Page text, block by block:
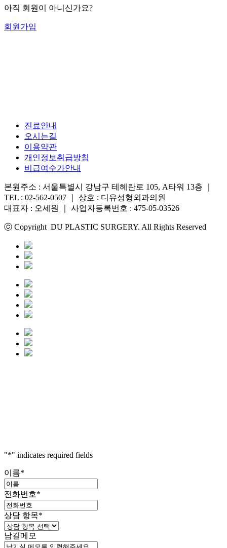
아직 회원이 아니신가요?
회원가입
진료안내
오시는길
이용약관
개인정보취급방침
비급여수가안내
본원주소 : 서울특별시 강남구 테헤란로 105, A타워 13층 ｜
TEL : 02-562-0507 ｜ 상호 : 디유성형외과의원
대표자 : 오세원 ｜ 사업자등록번호 : 475-05-03526
ⓒ Copyright DU PLASTIC SURGERY. All Rights Reserved
"*" indicates required fields
이름*
전화번호*
상담 항목*
남길메모